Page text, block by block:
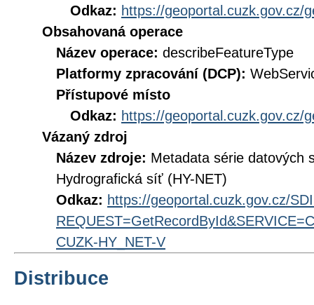
Odkaz: https://geoportal.cuzk.gov.cz/
Obsahovaná operace
Název operace: describeFeatureType
Platformy zpracování (DCP):
Přístupové místo
Odkaz: https://geoportal.cuzk.gov.cz/
Vázaný zdroj
Název zdroje: Metadata série datových
Hydrografická síť (HY-NET)
Odkaz: https://geoportal.cuzk.gov.cz/
CUZK-HY_NET-V
Distribuce